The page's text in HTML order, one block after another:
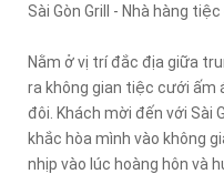
Sài Gòn Grill - Nhà hàng
Nằm ở vị trí đắc địa giữa
ra không gian tiệc cưới ấm
đôi. Khách mời đến với Sài
khắc hòa mình vào không
nhịp vào lúc hoàng hôn và